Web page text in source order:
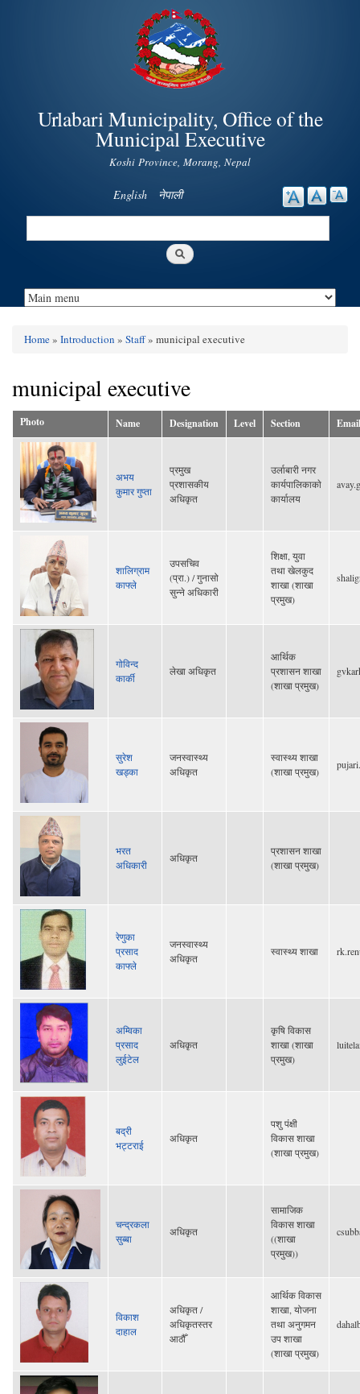
Skip to
main
content
Urlabari Municipality, Office of the
Municipal Executive
Koshi Province, Morang, Nepal
English नेपाली
Search
Home» Introduction » Staff» municipal executive
municipal executive
Photo Name Designation Level Section Email
अभय
कुमार गुप्ता
प्रमुख
प्रशासकीय
अधिकृत
उर्लाबारी नगर
कार्यपालिकाकाे
कार्यालय
शालिग्राम
काफ्ले
उपसचिव
(प्रा.) / गुनासो
सुन्ने अधिकारी
शिक्षा, युवा
तथा खेलकुद
शाखा (शाखा
प्रमुख)
गाेविन्द
कार्की
लेखा अधिकृत
आर्थिक
प्रशासन शाखा
(शाखा प्रमुख)
सुरेश
खड्का
जनस्वास्थ्य
अधिकृत
स्वास्थ्य शाखा
(शाखा प्रमुख)
भरत
अधिकारी
अधिकृत
प्रशासन शाखा
(शाखा प्रमुख)
रेणुका
प्रसाद
काफ्ले
जनस्वास्थ्य
अधिकृत
स्वास्थ्य शाखा
अम्विका
प्रसाद
लुईटेल
अधिकृत
कृषि विकास
शाखा (शाखा
प्रमुख)
बद्री
भट्टराई
अधिकृत
पशु पंक्षी
विकास शाखा
(शाखा प्रमुख)
चन्द्रकला
सुब्बा
अधिकृत
सामाजिक
विकास शाखा
((शाखा
प्रमुख))
विकाश
दाहाल
अधिकृत /
अधिकृतस्तर
आठौँ
आर्थिक विकास
शाखा, योजना
तथा अनुगमन
उप शाखा
(शाखा प्रमुख)